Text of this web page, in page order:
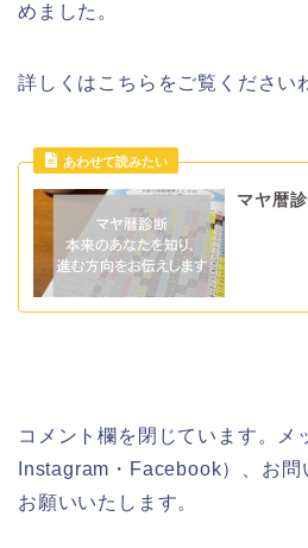
めました。
詳しくはこちらをご覧ください
マヤ暦
コメント欄を閉じています。メ
Instagram・Facebook）、お問
お願いいたします。